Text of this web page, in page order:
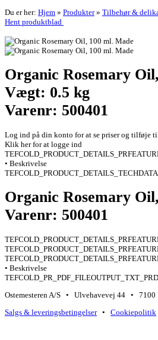
Du er her: Hjem » Produkter» Tilbehør &
Hent produktblad
Organic Rosemary
Vægt: 0.5 kg
Varenr: 500401
Log ind på din konto for at se priser og tilføje
Klik her for at logge ind
• Beskrivelse
Organic Rosemary
Varenr: 500401
• Beskrivelse
Ostemesteren A/S • Ulvehavevej 44 •
Salgs & leveringsbetingelser• Cookiepolitik